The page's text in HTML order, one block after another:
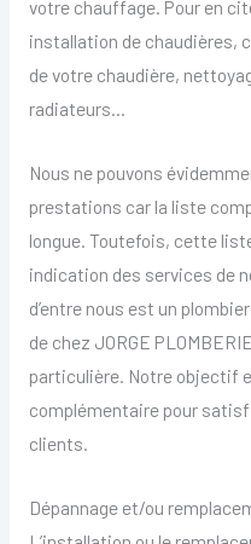
votre chauffage. Pour en
installation de chaudières,
de votre chaudière,
radiateurs…
Nous ne pouvons
prestations car la liste
longue. Toutefois, cette
indication des services de
d’entre nous est un
de chez JORGE
particulière. Notre objectif
complémentaire pour
clients.
Dépannage et/ou